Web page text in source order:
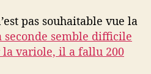
pas souhaitable vue la
seconde semble difficile
la variole, il a fallu 200